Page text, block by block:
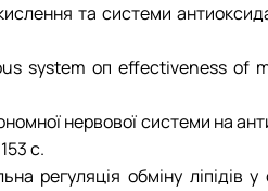
та системи
system оп effectiveness of
нервової системи на
с.
регуляція обміну